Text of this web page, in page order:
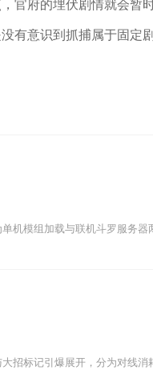
官府的埋伏剧情就会暂
有意识到抓捕属于固定
机模组加载与联机斗罗服务器
招标记引爆展开，分为对线消